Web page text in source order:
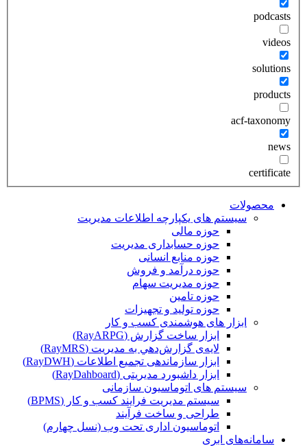
podcasts
videos
solutions
products
acf-taxonomy
news
certificate
محصولات
سیستم های یکپارچه اطلاعات مدیریت
حوزه مالی
حوزه حسابداری مدیریت
حوزه منابع انسانی
حوزه درآمد و فروش
حوزه مدیریت سهام
حوزه تامین
حوزه تولید و تجهیزات
ابزار های هوشمندی کسب و کار
ابزار ساخت گزارش (RayARPG)
لایه‌ی گزارش‌دهي به مديريت (RayMRS)
ابزار سازماندهی تجمیع اطلاعات (RayDWH)
ابزار داشبورد مدیریتی (RayDahboard)
سیستم های اتوماسیون سازمانی
سیستم مدیریت فرایند کسب و کار (BPMS)
طراحی و ساخت فرآیند
اتوماسیون اداری تحت وب (نسل چهارم)
سامانه‌های ابری